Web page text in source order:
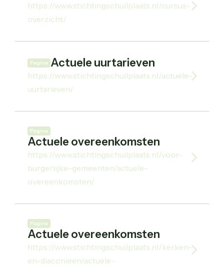
https://www.stichtingschuilplaats.nl/cursus-
overzicht/
Pagina Actuele uurtarieven
https://www.stichtingschuilplaats.nl/actuele-
uurtarieven/
Pagina
Actuele overeenkomsten
https://www.stichtingschuilplaats.nl/voor-
burgerlijke-gemeenten/actuele-
overeenkomsten/
Pagina
Actuele overeenkomsten
https://www.stichtingschuilplaats.nl/kerken-
en-diaconieen/actuele-